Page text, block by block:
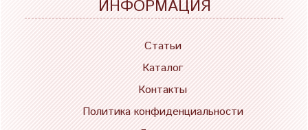
ИНФОРМАЦИЯ
Статьи
Каталог
Контакты
Политика конфиденциальности